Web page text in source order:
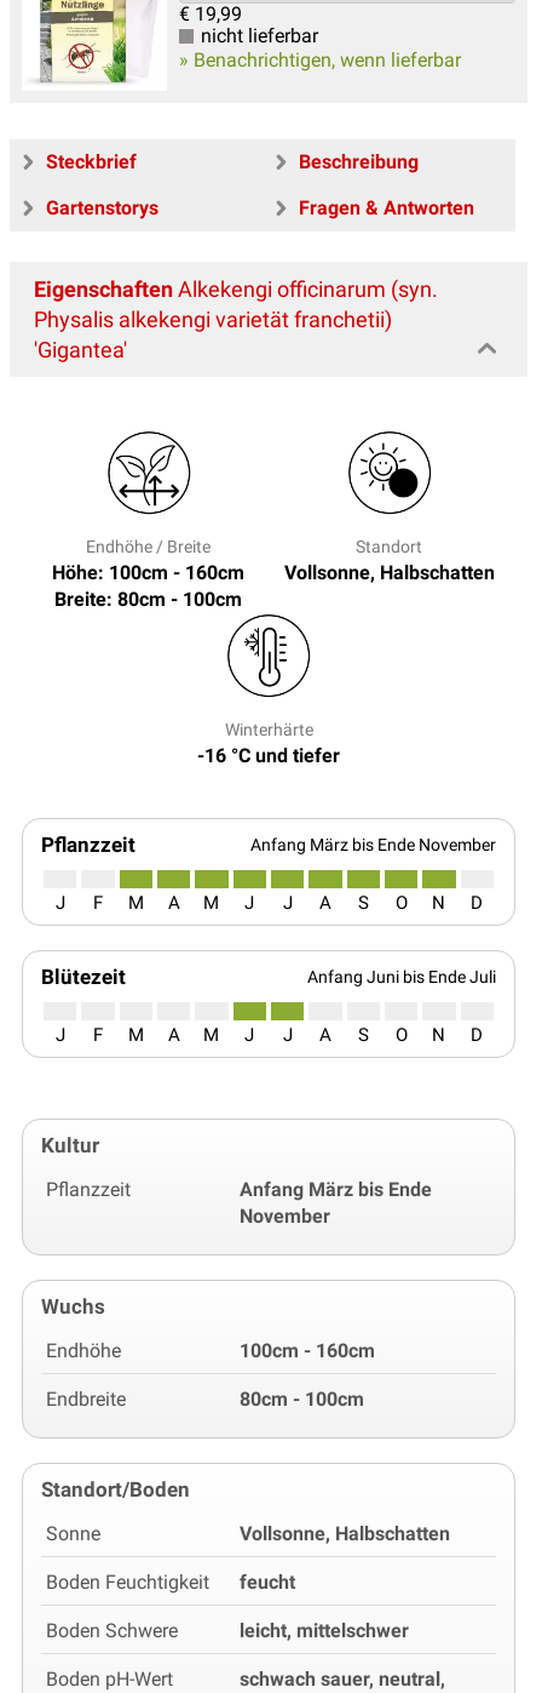
€ 19,99
nicht lieferbar
» Benachrichtigen, wenn lieferbar
Steckbrief
Beschreibung
Gartenstorys
Fragen & Antworten
EigenschaftenAlkekengi officinarum (syn.
Physalis alkekengi varietät franchetii)
'Gigantea'
Endhöhe / Breite
Höhe: 100cm - 160cm
Breite: 80cm - 100cm
Standort
Vollsonne, Halbschatten
Winterhärte
-16 °C und tiefer
Pflanzzeit Anfang März bis Ende November
J F M A M J J A S O N D
Blütezeit Anfang Juni bis Ende Juli
J F M A M J J A S O N D
Kultur
Pflanzzeit
Anfang März bis Ende
November
Wuchs
Endhöhe 100cm - 160cm
Endbreite 80cm - 100cm
Standort/Boden
Sonne Vollsonne, Halbschatten
Boden Feuchtigkeit feucht
Boden Schwere leicht, mittelschwer
Boden pH-Wert
schwach sauer, neutral,